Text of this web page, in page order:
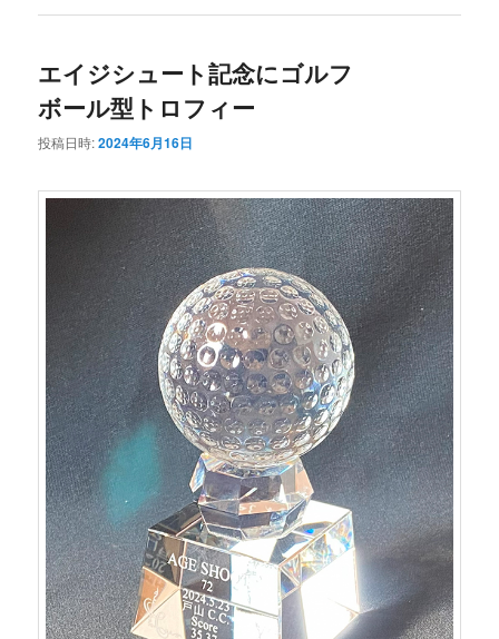
エイジシュート記念にゴルフ
ボール型トロフィー
投稿日時:2024年6月16日